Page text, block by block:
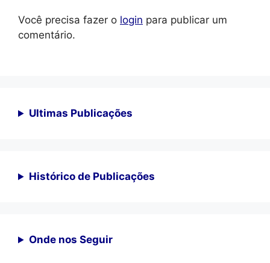
Você precisa fazer o login para publicar um
comentário.
Ultimas Publicações
Histórico de Publicações
Onde nos Seguir